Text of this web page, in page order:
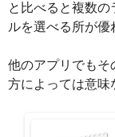
と比べると複数
ルを選べる所が優
他のアプリでもそ
方によっては意味